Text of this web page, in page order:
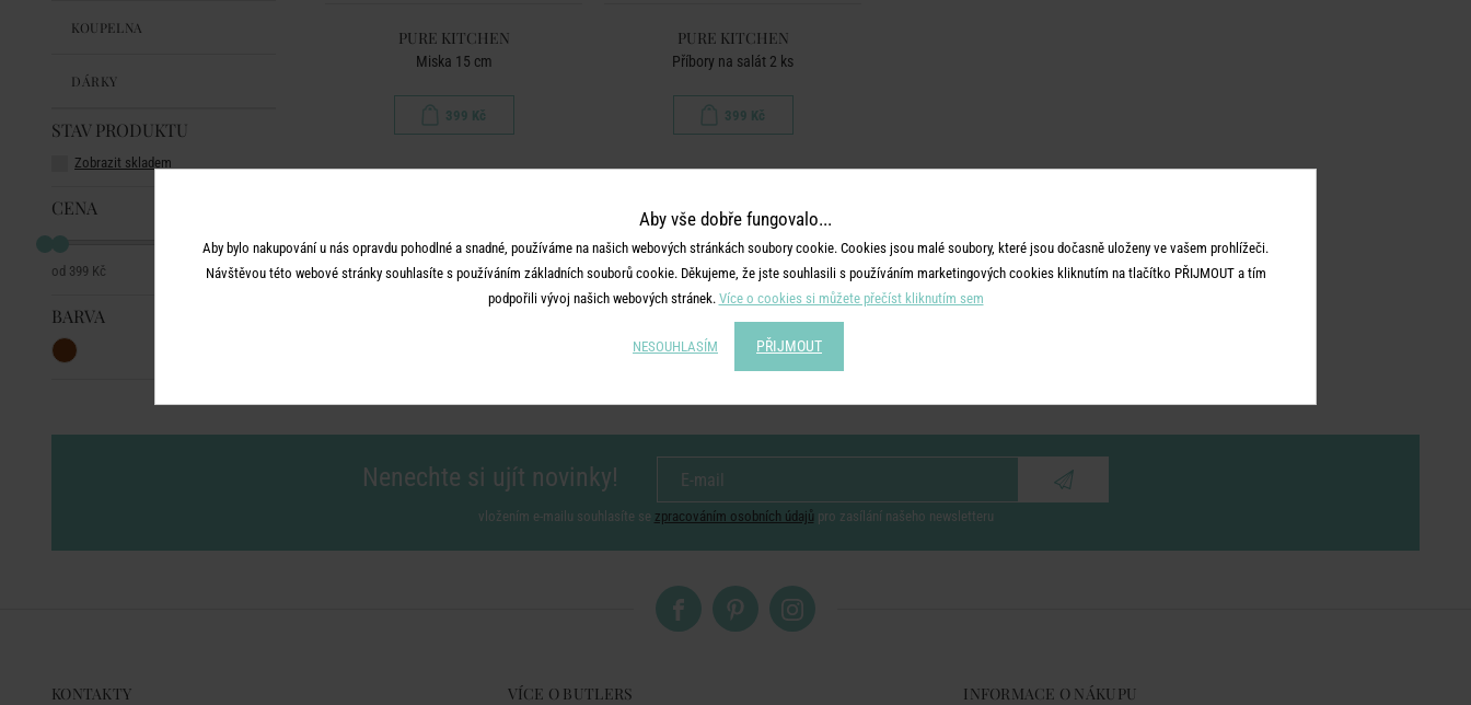
KOUPELNA
DÁRKY
STAV PRODUKTU
Zobrazit skladem
CENA
399 Kč 399 Kč
BARVA
PURE KITCHEN
Miska 15 cm
399 Kč
PURE KITCHEN
Příbory na salát 2 ks
399 Kč
Nenechte si ujít novinky!
vložením e-mailu souhlasíte se zpracováním osobních údajů pro zasílání našeho newsletteru
KONTAKTY VÍCE O BUTLERS INFORMACE O NÁKUPU
Aby vše dobře fungovalo...
Aby bylo nakupování u nás opravdu pohodlné a snadné, používáme na našich webových stránkách soubory cookie. Cookies jsou malé soubory, které jsou dočasně uloženy ve vašem prohlížeči.
Návštěvou této webové stránky souhlasíte s používáním základních souborů cookie. Děkujeme, že jste souhlasili s používáním marketingových cookies kliknutím na tlačítko PŘIJMOUT a tím
podpořili vývoj našich webových stránek. Více o cookies si můžete přečíst kliknutím sem
NESOUHLASÍM PŘIJMOUT